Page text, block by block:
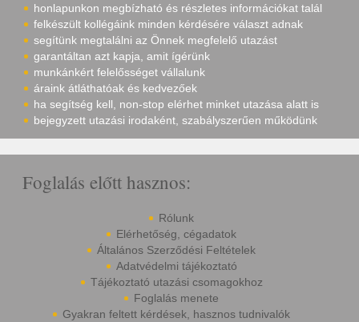
honlapunkon megbízható és részletes információkat talál
felkészült kollégáink minden kérdésére választ adnak
segítünk megtalálni az Önnek megfelelő utazást
garantáltan azt kapja, amit ígérünk
munkánkért felelősséget vállalunk
áraink átláthatóak és kedvezőek
ha segítség kell, non-stop elérhet minket utazása alatt is
bejegyzett utazási irodaként, szabályszerűen működünk
Foglalás előtt hasznos:
Rólunk
Elérhetőség, cégadatok
Általános Szerződési Feltételek
Adatvédelmi tájékoztató
Tájékoztató utazási csomagokhoz
Foglalás menete
Gyakran feltett kérdések, hasznos tudnivalók